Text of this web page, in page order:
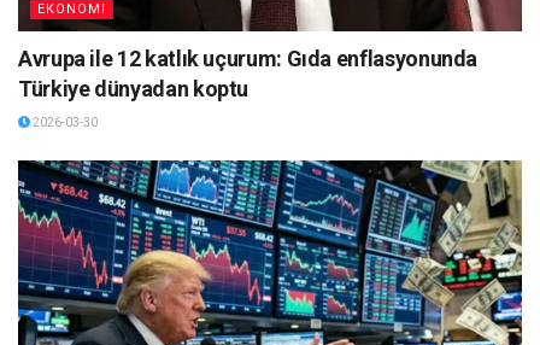
EKONOMI
Avrupa ile 12 katlık uçurum: Gıda enflasyonunda
Türkiye dünyadan koptu
2026-03-30